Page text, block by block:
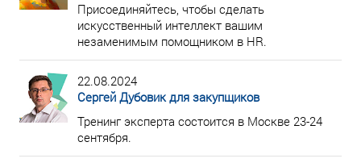
Присоединяйтесь, чтобы сделать
искусственный интеллект вашим
незаменимым помощником в HR.
22.08.2024
Сергей Дубовик для закупщиков
Тренинг эксперта состоится в Москве 23-24
сентября.